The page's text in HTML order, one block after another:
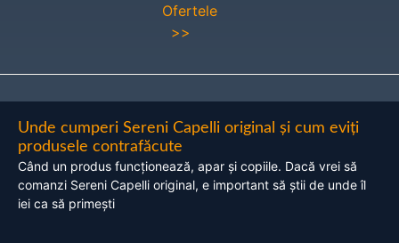
Ofertele
>>
Unde cumperi Sereni Capelli original și cum eviți
produsele contrafăcute
Când un produs funcționează, apar și copiile. Dacă vrei să
comanzi Sereni Capelli original, e important să știi de unde îl
iei ca să primești